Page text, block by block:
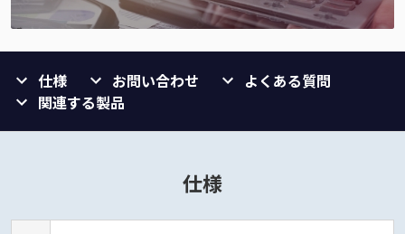
仕様 お問い合わせ
よくある質問
関連する製品
仕様